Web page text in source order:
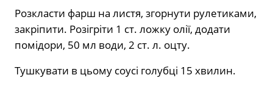
Розкласти фарш на листя, згорнути рулетиками,
закріпити. Розігріти 1 ст. ложку олії, додати
помідори, 50 мл води, 2 ст. л. оцту.
Тушкувати в цьому соусі голубці 15 хвилин.